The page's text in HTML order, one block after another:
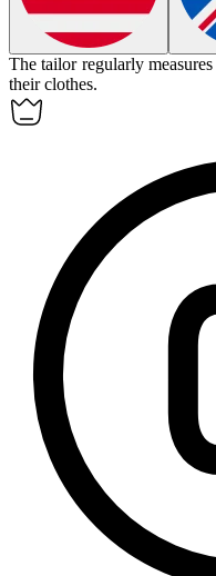
The tailor regularly measures
their clothes.